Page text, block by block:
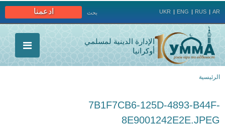
ادعمنا بحث UKR ENG RUS AR
الإدارة الدينية لمسلمي
أوكرانيا
الرئيسية
7B1F7CB6-125D-4893-B44F-
8E9001242E2E.JPEG